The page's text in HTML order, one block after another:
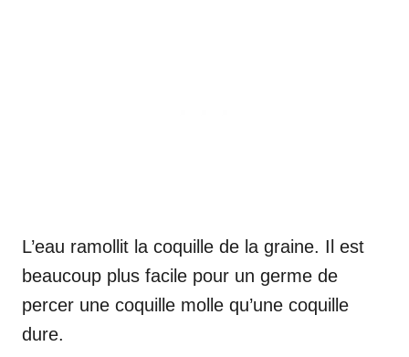
L’eau ramollit la coquille de la graine. Il est
beaucoup plus facile pour un germe de
percer une coquille molle qu’une coquille
dure.